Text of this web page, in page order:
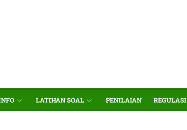
LATIHAN SOAL PENILAIAN REGULASI